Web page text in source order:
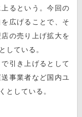
るという。今回の
広げることで、そ
の売り上げ拡大を
している。
引き上げるとして
事業者など国内ユ
としている。